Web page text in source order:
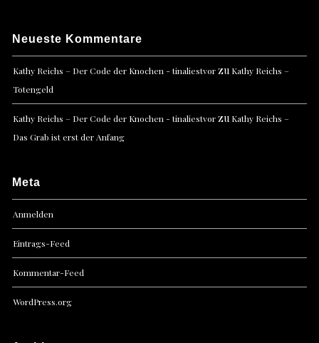
Neueste Kommentare
Kathy Reichs – Der Code der Knochen - tinaliestvorzu Kathy Reichs –
Totengeld
Kathy Reichs – Der Code der Knochen - tinaliestvorzu Kathy Reichs –
Das Grab ist erst der Anfang
Meta
Anmelden
Eintrags-Feed
Kommentar-Feed
WordPress.org